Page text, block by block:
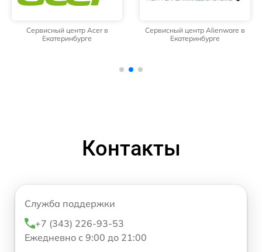
Сервисный центр Acer в
Екатеринбурге
Сервисный центр Alienware в
Екатеринбурге
Контакты
Служба поддержки
+7 (343) 226-93-53
Ежедневно с 9:00 до 21:00